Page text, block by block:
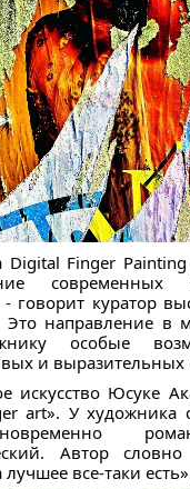
Digital Finger Painting
современных
говорит куратор
Это направление в
особые
и выразительных
искусство Юсуке
art». У художника
Автор
все-таки